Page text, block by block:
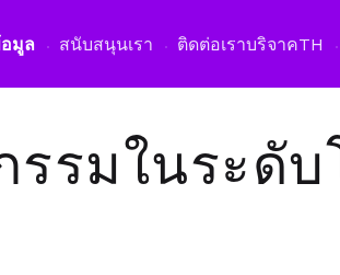
มูล สนับสนุนเรา ติดต่อเราบริจาคTH
รมในระดับ